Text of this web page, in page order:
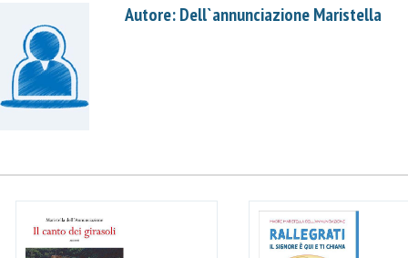
Autore: Dell`annunciazione Maristella